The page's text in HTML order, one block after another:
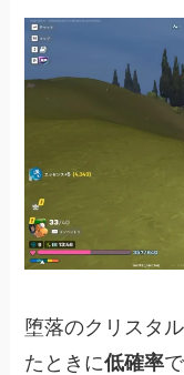
堕落のクリスタ
たときに低確率